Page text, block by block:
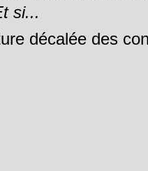
si...
décalée des